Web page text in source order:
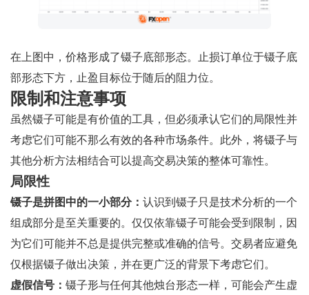
在上图中，价格形成了镊子底部形态。止损订单位于镊子底
部形态下方，止盈目标位于随后的阻力位。
限制和注意事项
虽然镊子可能是有价值的工具，但必须承认它们的局限性并
考虑它们可能不那么有效的各种市场条件。此外，将镊子与
其他分析方法相结合可以提高交易决策的整体可靠性。
局限性
镊子是拼图中的一小部分： 认识到镊子只是技术分析的一个
组成部分是至关重要的。仅仅依靠镊子可能会受到限制，因
为它们可能并不总是提供完整或准确的信号。交易者应避免
仅根据镊子做出决策，并在更广泛的背景下考虑它们。
虚假信号： 镊子形与任何其他烛台形态一样，可能会产生虚